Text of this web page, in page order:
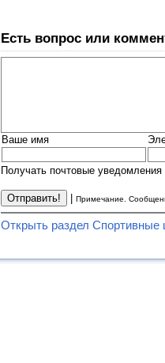
Есть вопрос или
Ваше имя
Получать почтовые
Примечание.
Открыть раздел